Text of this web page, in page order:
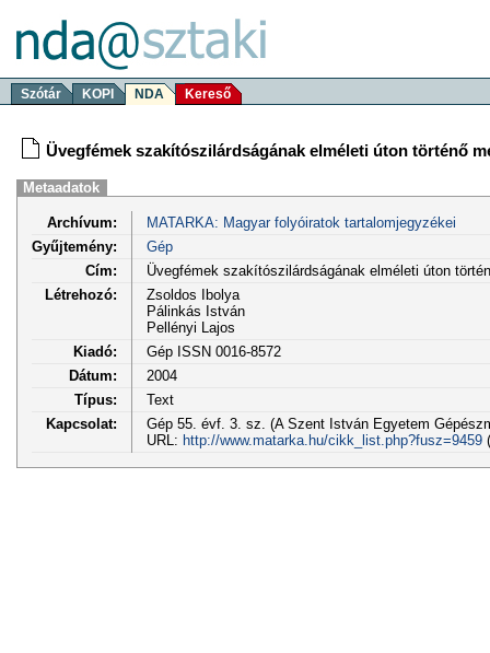
Szótár KOPI NDA Kereső
Üvegfémek szakítószilárdságának elméleti úton történő
Metaadatok
Archívum:
MATARKA: Magyar folyóiratok tartalomjegyzékei
Gyűjtemény:
Gép
Cím:
Üvegfémek szakítószilárdságának elméleti úton
Létrehozó:
Zsoldos Ibolya
Pálinkás István
Pellényi Lajos
Kiadó:
Gép ISSN 0016-8572
Dátum:
2004
Típus:
Text
Kapcsolat:
Gép 55. évf. 3. sz. (A Szent István Egyetem
URL: http://www.matarka.hu/cikk_list.php?fusz=9459